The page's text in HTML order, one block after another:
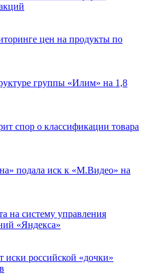
цен на продукты по
группы «Илим» на 1,8
спор о классификации товара
подала иск к «М.Видео» на
на систему управления
«Яндекса»
иски российской «дочки»